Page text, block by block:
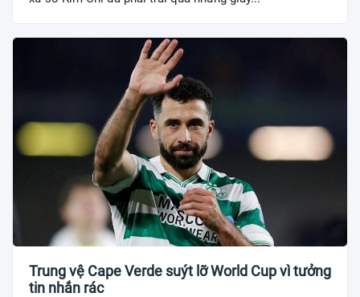
Trung vệ Cape Verde suýt lỡ World Cup vì tưởng
tin nhắn rác